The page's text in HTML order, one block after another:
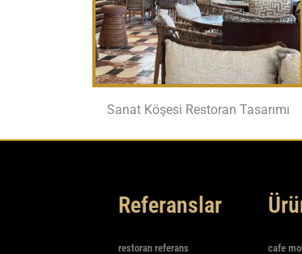
Sanat Köşesi Restoran Tasarımı
Referanslar
restoran referans cafe